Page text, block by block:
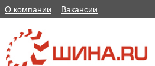
О компании Вакансии